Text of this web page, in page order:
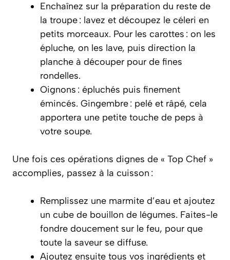
Enchaînez sur la préparation du reste de
la troupe : lavez et découpez le céleri en
petits morceaux. Pour les carottes : on les
épluche, on les lave, puis direction la
planche à découper pour de fines
rondelles.
Oignons : épluchés puis finement
émincés. Gingembre : pelé et râpé, cela
apportera une petite touche de peps à
votre soupe.
Une fois ces opérations dignes de « Top Chef »
accomplies, passez à la cuisson :
Remplissez une marmite d’eau et ajoutez
un cube de bouillon de légumes. Faites-le
fondre doucement sur le feu, pour que
toute la saveur se diffuse.
Ajoutez ensuite tous vos ingrédients et